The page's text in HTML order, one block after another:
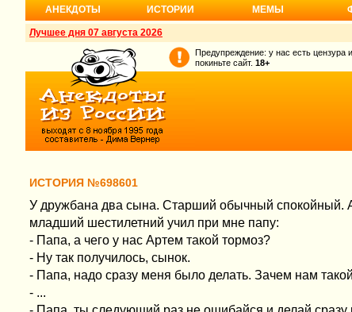
АНЕКДОТЫ ИСТОРИИ МЕМЫ
Лучшее дня 07 августа 2026
Предупреждение: у нас есть цензура
покиньте сайт. 18+
ИСТОРИЯ №698601
У дружбана два сына. Старший обычный
младший шестилетний учил при мне папу:
- Папа, а чего у нас Артем такой тормоз?
- Ну так получилось, сынок.
- Папа, надо сразу меня было делать. Зачем нам
- ...